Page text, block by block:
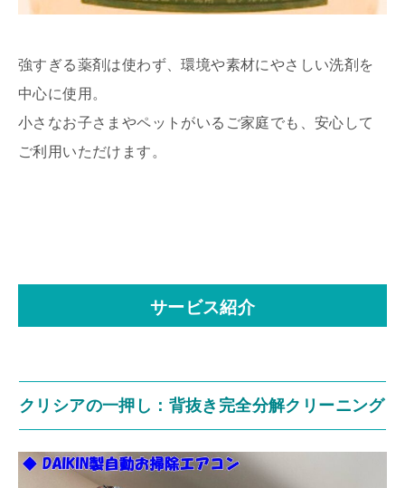
強すぎる薬剤は使わず、環境や素材にやさしい洗剤を
中心に使用。
小さなお子さまやペットがいるご家庭でも、安心して
ご利用いただけます。
サービス紹介
クリシアの一押し：背抜き完全分解クリーニング